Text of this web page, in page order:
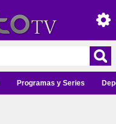
Programas y Series